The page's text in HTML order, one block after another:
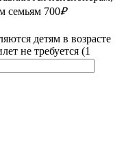
семьям 700₽
детям в возрасте
не требуется (1